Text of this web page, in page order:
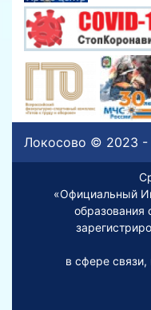
Локосово © 2023 -
«Официальный
образования
в сфере